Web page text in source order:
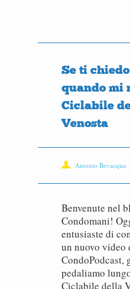
Se ti
quando mi
Ciclabile
Venosta
Antonio Bevacqua
Benvenute nel
Condomani!
entusiaste di
un nuovo video
CondoPodcast,
pedaliamo
Ciclabile della